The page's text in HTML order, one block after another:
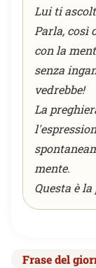
Lui ti
Parla, così
con la
senza
vedrebbe!
La
mente.
Questa è
Frase del